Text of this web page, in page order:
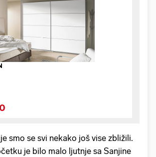
smo se svi nekako još vise zbližili.
je bilo malo ljutnje sa Sanjine